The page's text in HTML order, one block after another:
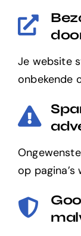
Je website
onbekende
op pagina’s